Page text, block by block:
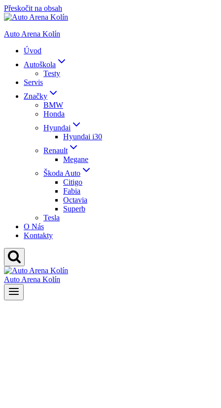
Přeskočit na obsah
Auto Arena Kolín
Úvod
Autoškola
Testy
Servis
Značky
BMW
Honda
Hyundai
Hyundai i30
Renault
Megane
Škoda Auto
Citigo
Fabia
Octavia
Superb
Tesla
O Nás
Kontakty
Auto Arena Kolín